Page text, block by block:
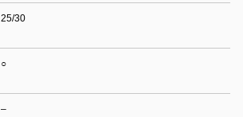
25/30
○
–